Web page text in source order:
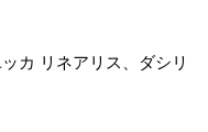
カ リネアリス、ダシリ